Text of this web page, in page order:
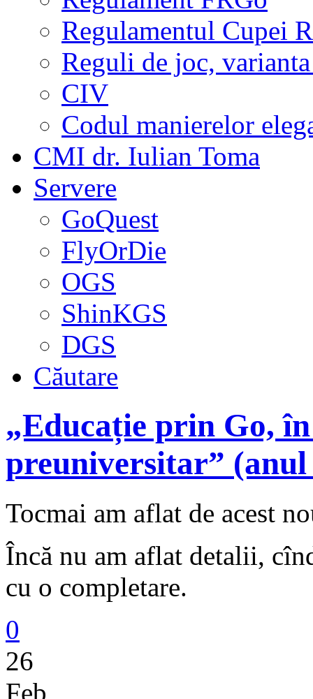
Regulamentul Cupei
Reguli de joc,
CIV
Codul manierelor
CMI dr. Iulian Toma
Servere
GoQuest
FlyOrDie
OGS
ShinKGS
DGS
Căutare
„Educație prin Go,
preuniversitar” (anul
Tocmai am aflat de acest
Încă nu am aflat detalii,
cu o completare.
0
26
Feb